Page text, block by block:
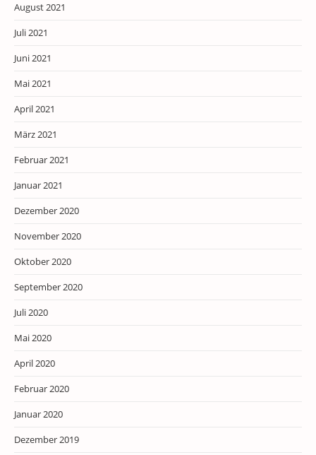
August 2021
Juli 2021
Juni 2021
Mai 2021
April 2021
März 2021
Februar 2021
Januar 2021
Dezember 2020
November 2020
Oktober 2020
September 2020
Juli 2020
Mai 2020
April 2020
Februar 2020
Januar 2020
Dezember 2019